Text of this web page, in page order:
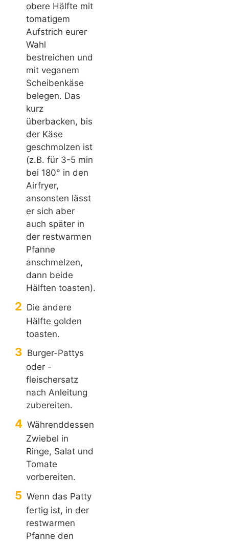
obere Hälfte mit
tomatigem
Aufstrich eurer
Wahl
bestreichen und
mit veganem
Scheibenkäse
belegen. Das
kurz
überbacken, bis
der Käse
geschmolzen ist
(z.B. für 3-5 min
bei 180° in den
Airfryer,
ansonsten lässt
er sich aber
auch später in
der restwarmen
Pfanne
anschmelzen,
dann beide
Hälften toasten).
Die andere
Hälfte golden
toasten.
Burger-Pattys
oder -
fleischersatz
nach Anleitung
zubereiten.
Währenddessen
Zwiebel in
Ringe, Salat und
Tomate
vorbereiten.
Wenn das Patty
fertig ist, in der
restwarmen
Pfanne den